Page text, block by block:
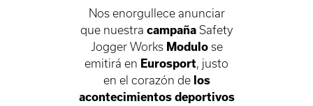
Nos enorgullece anunciar
que nuestra campaña Safety
Jogger Works Modulose
emitirá en Eurosport, justo
en el corazón de los
acontecimientos deportivos